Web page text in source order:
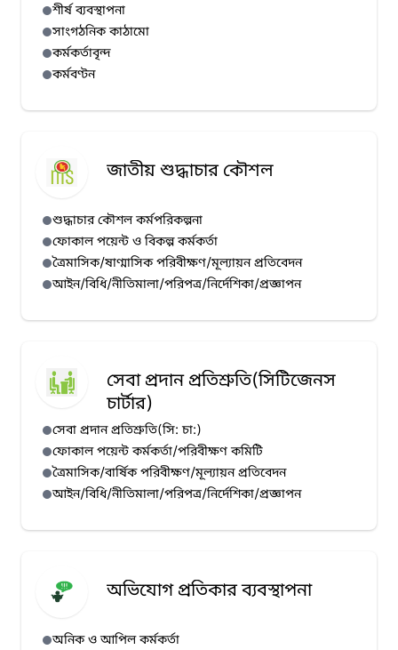
শীর্ষ ব্যবস্থাপনা
সাংগঠনিক কাঠামো
কর্মকর্তাবৃন্দ
কর্মবণ্টন
জাতীয় শুদ্ধাচার কৌশল
শুদ্ধাচার কৌশল কর্মপরিকল্পনা
ফোকাল পয়েন্ট ও বিকল্প কর্মকর্তা
ত্রৈমাসিক/ষাণ্মাসিক পরিবীক্ষণ/মূল্যায়ন প্রতিবেদন
আইন/বিধি/নীতিমালা/পরিপত্র/নির্দেশিকা/প্রজ্ঞাপন
সেবা প্রদান প্রতিশ্রুতি(সিটিজেনস
চার্টার)
সেবা প্রদান প্রতিশ্রুতি(সি: চা:)
ফোকাল পয়েন্ট কর্মকর্তা/পরিবীক্ষণ কমিটি
ত্রৈমাসিক/বার্ষিক পরিবীক্ষণ/মূল্যায়ন প্রতিবেদন
আইন/বিধি/নীতিমালা/পরিপত্র/নির্দেশিকা/প্রজ্ঞাপন
অভিযোগ প্রতিকার ব্যবস্থাপনা
অনিক ও আপিল কর্মকর্তা